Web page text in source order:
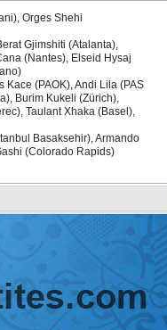
Orges Shehi
Gjimshiti (Atalanta),
(Nantes), Elseid Hysaj
Kace (PAOK), Andi Lila (PAS
Burim Kukeli (Zürich),
Taulant Xhaka (Basel),
Basaksehir), Armando
(Colorado Rapids)